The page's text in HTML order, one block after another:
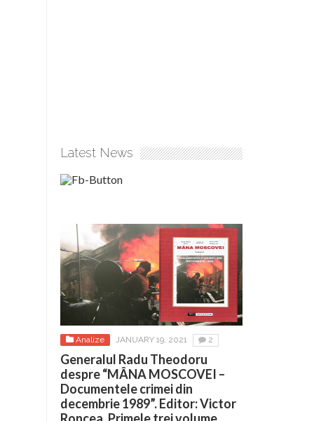
Latest News
Analize JANUARY 19, 2021 2
Generalul Radu Theodoru
despre “MÂNA MOSCOVEI –
Documentele crimei din
decembrie 1989”. Editor: Victor